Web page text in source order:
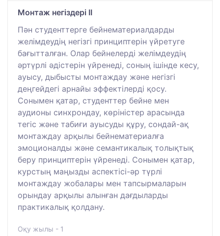
Монтаж негіздері II
Пән студенттерге бейнематериалдарды
желімдеудің негізгі принциптерін үйретуге
бағытталған. Олар бейнелерді желімдеудің
әртүрлі әдістерін үйренеді, соның ішінде кесу,
ауысу, дыбысты монтаждау және негізгі
деңгейдегі арнайы эффектілерді қосу.
Сонымен қатар, студенттер бейне мен
аудионы синхрондау, көріністер арасында
тегіс және табиғи ауысуды құру, сондай-ақ
монтаждау арқылы бейнематериалға
эмоционалды және семантикалық толықтық
беру принциптерін үйренеді. Сонымен қатар,
курстың маңызды аспектісі-әр түрлі
монтаждау жобалары мен тапсырмаларын
орындау арқылы алынған дағдыларды
практикалық қолдану.
Оқу жылы - 1